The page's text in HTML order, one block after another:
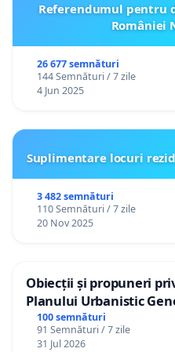
Referendumul pentru
României
26 677 semnături
144 Semnături / 7 zile
4 Jun 2025
Suplimentare locuri
3 482 semnături
110 Semnături / 7 zile
20 Nov 2025
Obiecții și propuneri
Planului Urbanistic
100 semnături
91 Semnături / 7 zile
31 Jul 2026